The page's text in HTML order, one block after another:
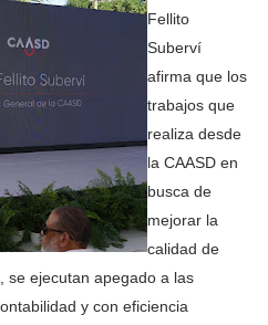
Fellito
Suberví
afirma que los
trabajos que
realiza desde
la CAASD en
busca de
mejorar la
calidad de
se ejecutan apegado a las
y con eficiencia